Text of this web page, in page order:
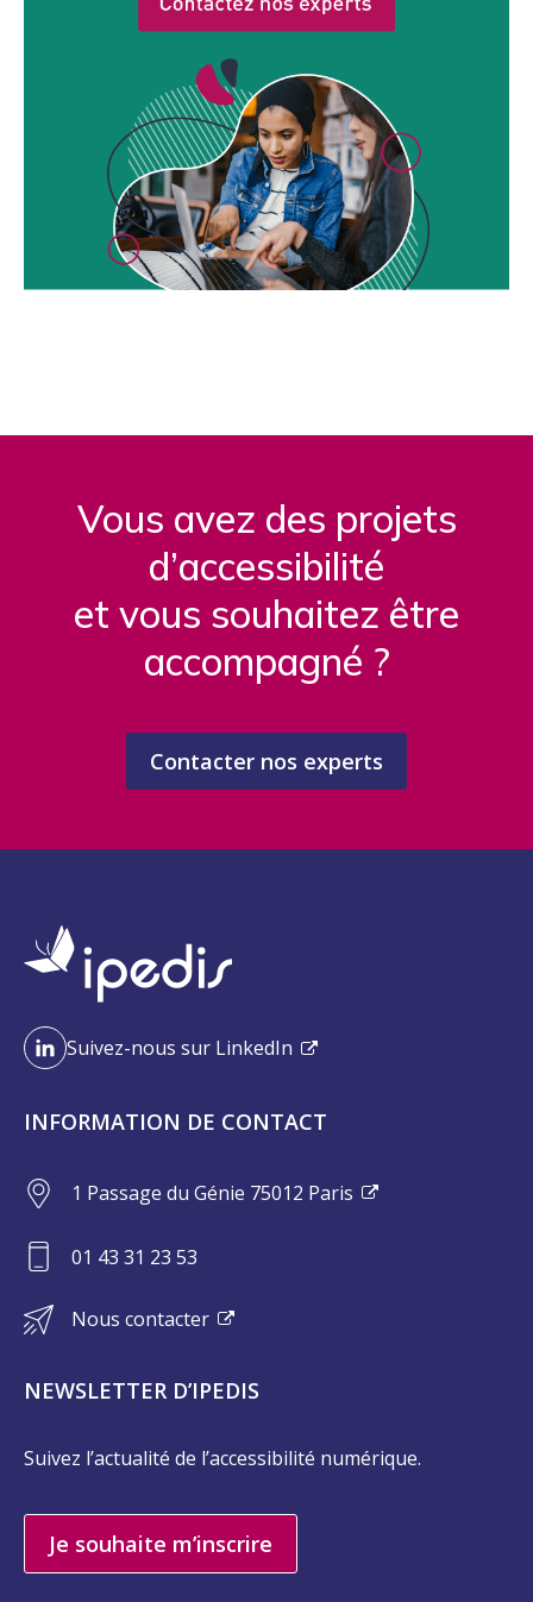
Vous avez des projets
d’accessibilité
et vous souhaitez être
accompagné ?
Contacter nos experts
Suivez-nous sur LinkedIn
INFORMATION DE CONTACT
1 Passage du Génie 75012 Paris
01 43 31 23 53
Nous contacter
NEWSLETTER D’IPEDIS
Suivez l’actualité de l’accessibilité numérique.
Je souhaite m’inscrire